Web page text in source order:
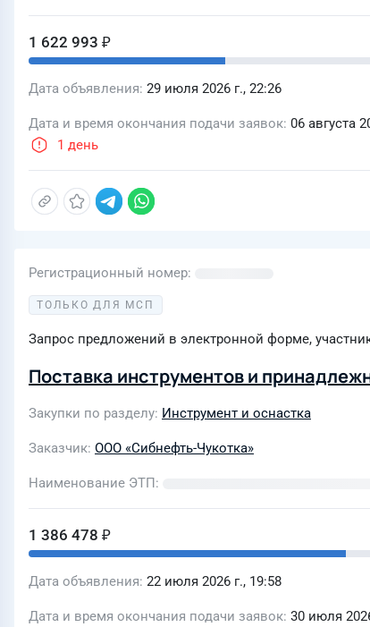
1 622 993 ₽
Дата объявления 29 июля 2026 г., 22:26
Дата и время окончания подачи заявок 06 августа
1 день
Регистрационный номер
ТОЛЬКО ДЛЯ МСП
Запрос предложений в электронной форме,
Поставка инструментов и
Закупки по разделу Инструмент и оснастка
Заказчик ООО «Сибнефть-Чукотка»
Наименование ЭТП
1 386 478 ₽
Дата объявления 22 июля 2026 г., 19:58
Дата и время окончания подачи заявок 30 июля